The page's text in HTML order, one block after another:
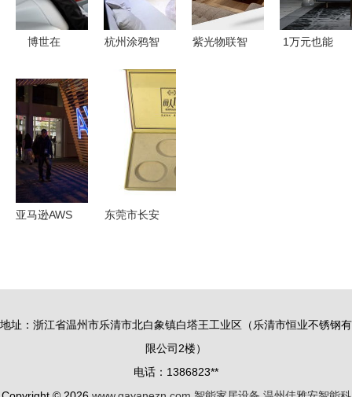
博世在
CES展上展
示未来交通
与智能家居
的互联方案
杭州涂鸦智
家居App开
发的特点与
设备生态解
析
紫光物联智
1万元也能
亚马逊AWS
验
东莞市长安
配套解决方
地址：浙江省温州市乐清市北白象镇白塔王工业区（乐清市恒业不锈钢有
限公司2楼）
电话：1386823**